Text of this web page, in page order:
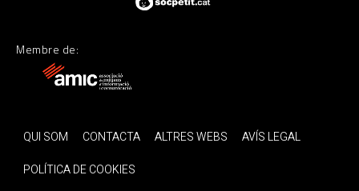
Membre de:
QUI SOM CONTACTA ALTRES WEBS
AVÍS LEGAL
POLÍTICA DE COOKIES